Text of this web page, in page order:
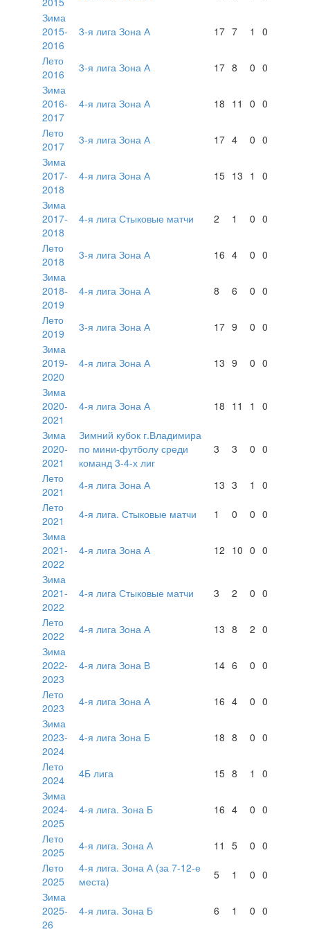
Зима
2015-
2016
3-я лига Зона А 17 7 1 0
Лето
2016
3-я лига Зона А 17 8 0 0
Зима
2016-
2017
4-я лига Зона А 18 11 0 0
Лето
2017
3-я лига Зона А 17 4 0 0
Зима
2017-
2018
4-я лига Зона А 15 13 1 0
Зима
2017-
2018
4-я лига Стыковые матчи 2 1 0 0
Лето
2018
3-я лига Зона А 16 4 0 0
Зима
2018-
2019
4-я лига Зона А 8 6 0 0
Лето
2019
3-я лига Зона А 17 9 0 0
Зима
2019-
2020
4-я лига Зона А 13 9 0 0
Зима
2020-
2021
4-я лига Зона А 18 11 1 0
Зима
2020-
2021
Зимний кубок г.Владимира
по мини-футболу среди
команд 3-4-х лиг
3 3 0 0
Лето
2021
4-я лига Зона А 13 3 1
0
Лето
2021
4-я лига. Стыковые матчи 1 0 0 0
Зима
2021-
2022
4-я лига Зона А 12 10 0 0
Зима
2021-
2022
4-я лига Стыковые матчи 3 2 0 0
Лето
2022
4-я лига Зона А 13 8 2 0
Зима
2022-
2023
4-я лига Зона В 14 6 0 0
Лето
2023
4-я лига Зона А 16 4 0 0
Зима
2023-
2024
4-я лига Зона Б 18 8 0 0
Лето
2024
4Б лига 15 8 1
0
Зима
2024-
2025
4-я лига. Зона Б 16 4 0 0
Лето
2025
4-я лига. Зона А 11 5 0 0
Лето
2025
4-я лига. Зона А (за 7-12-е
места)
5 1 0 0
Зима
2025-
26
4-я лига. Зона Б 6 1 0 0